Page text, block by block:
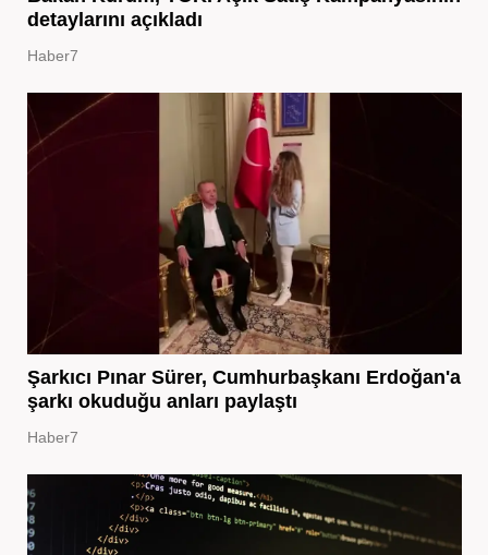
detaylarını açıkladı
Haber7
Şarkıcı Pınar Sürer, Cumhurbaşkanı Erdoğan'a
şarkı okuduğu anları paylaştı
Haber7